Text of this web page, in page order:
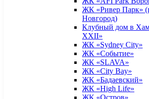
ЖК «Ривер Парк»
Новгород)
Клубный дом в
XXII»
ЖК «Sydney City»
ЖК «Событие»
ЖК «SLAVA»
ЖК «City Bay»
ЖК «Бадаевский»
ЖК «High Life»
ЖК «Остров»